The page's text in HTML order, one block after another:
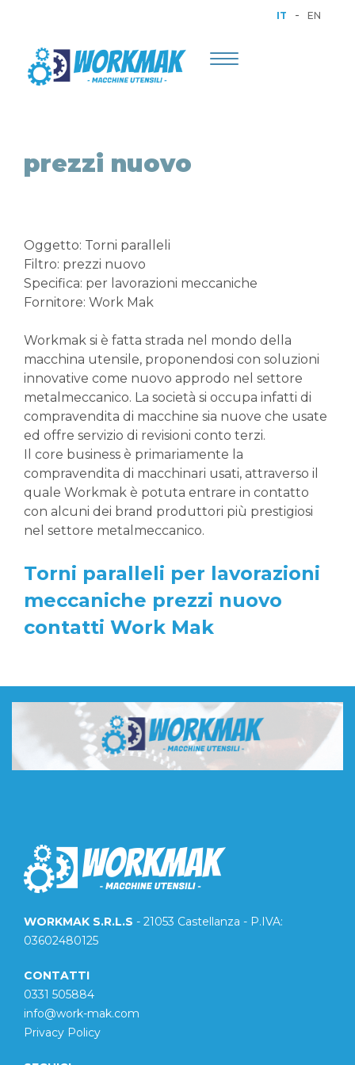
IT - EN
Toggle
prezzi nuovo
Oggetto: Torni paralleli
Filtro: prezzi nuovo
Specifica: per lavorazioni meccaniche
Fornitore: Work Mak
Workmak si è fatta strada nel mondo della
macchina utensile, proponendosi con soluzioni
innovative come nuovo approdo nel settore
metalmeccanico. La società si occupa infatti di
compravendita di macchine sia nuove che usate
ed offre servizio di revisioni conto terzi.
Il core business è primariamente la
compravendita di macchinari usati, attraverso il
quale Workmak è potuta entrare in contatto
con alcuni dei brand produttori più prestigiosi
nel settore metalmeccanico.
Torni paralleli per lavorazioni
meccaniche prezzi nuovo
contatti Work Mak
WORKMAK S.R.L.S - 21053 Castellanza - P.IVA:
03602480125
CONTATTI
0331 505884
info@work-mak.com
Privacy Policy